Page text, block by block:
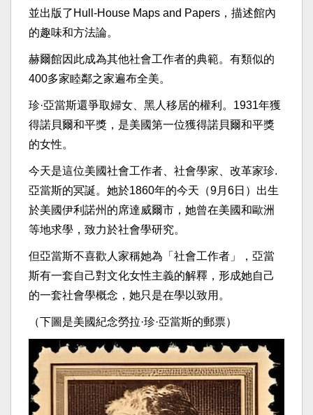
並出版了Hull-House Maps and Papers，描述館內
的趣味和方法論。
赫爾館因此成為其他社會工作者的典範。有類似的
400多家睦鄰之家遍布全美。
珍·亞當斯還爭取婦女、黑人移居的權利。1931年獲
得諾貝爾和平獎，是美國第一位獲得諾貝爾和平獎
的女性。
今天是這位美國社會工作者、社會學家、改革家珍.
亞當斯的冥誕。她於1860年的今天（9月6日）出生
於美國伊利諾州的席達威爾市，她曾在美國和歐洲
等地求學，致力於社會學研究。
但亞當斯不喜歡人家稱她為「社會工作者」，亞當
斯有一套自己對文化女性主義的解釋，形成她自己
的一套社會學概念，她只是在學以致用。
（下圖是美國紀念勞拉·珍·亞當斯的郵票）